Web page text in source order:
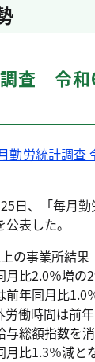
査 令和
勤労統計調査
日、「毎月
表した。
の事業所結果
月比2.0％増の
前年同月比1.0
労働時間は前
与総額指数を
比1.3％減と